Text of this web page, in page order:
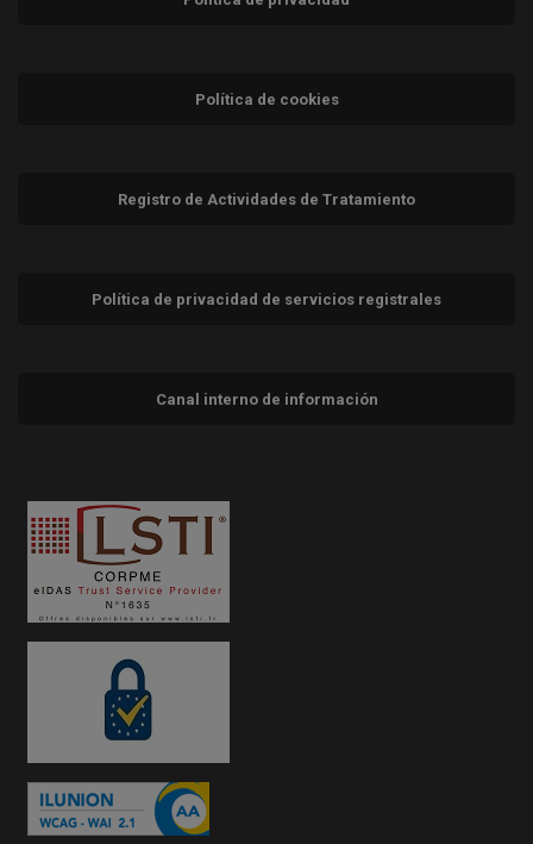
Política de cookies
Registro de Actividades de Tratamiento
Política de privacidad de servicios registrales
Canal interno de información